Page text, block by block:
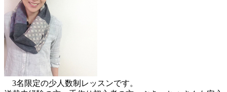
3名限定の少人数制レッスンです。